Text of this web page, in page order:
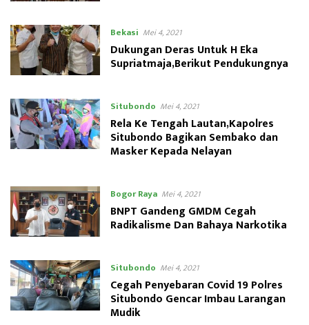
Bekasi Mei 4, 2021
Dukungan Deras Untuk H Eka
Supriatmaja,Berikut Pendukungnya
Situbondo Mei 4, 2021
Rela Ke Tengah Lautan,Kapolres
Situbondo Bagikan Sembako dan
Masker Kepada Nelayan
Bogor Raya Mei 4, 2021
BNPT Gandeng GMDM Cegah
Radikalisme Dan Bahaya Narkotika
Situbondo Mei 4, 2021
Cegah Penyebaran Covid 19 Polres
Situbondo Gencar Imbau Larangan
Mudik